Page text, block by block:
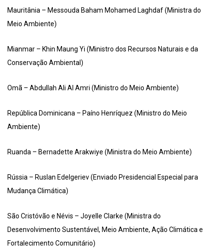
Mauritânia – Messouda Baham Mohamed Laghdaf (Ministra do
Meio Ambiente)
Mianmar – Khin Maung Yi (Ministro dos Recursos Naturais e da
Conservação Ambiental)
Omã – Abdullah Ali Al Amri (Ministro do Meio Ambiente)
República Dominicana – Paíno Henríquez (Ministro do Meio
Ambiente)
Ruanda – Bernadette Arakwiye (Ministra do Meio Ambiente)
Rússia – Ruslan Edelgeriev (Enviado Presidencial Especial para
Mudança Climática)
São Cristóvão e Névis – Joyelle Clarke (Ministra do
Desenvolvimento Sustentável, Meio Ambiente, Ação Climática e
Fortalecimento Comunitário)